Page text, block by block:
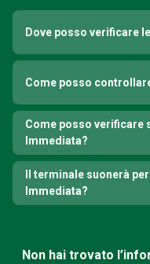
Dove posso verificare
Come posso
Come posso verificare
Immediata?
Il terminale suonerà
Immediata?
Non hai trovato